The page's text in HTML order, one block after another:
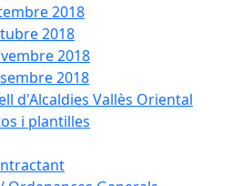
2018
2018
2018
2018
d'Alcaldies Vallès Oriental
i plantilles